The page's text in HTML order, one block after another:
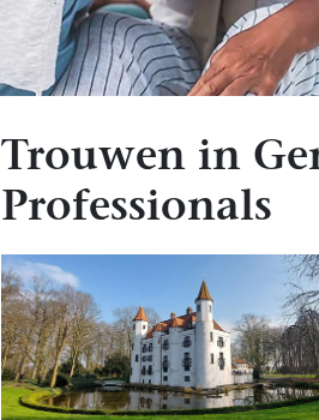
Trouwen in
Professionals